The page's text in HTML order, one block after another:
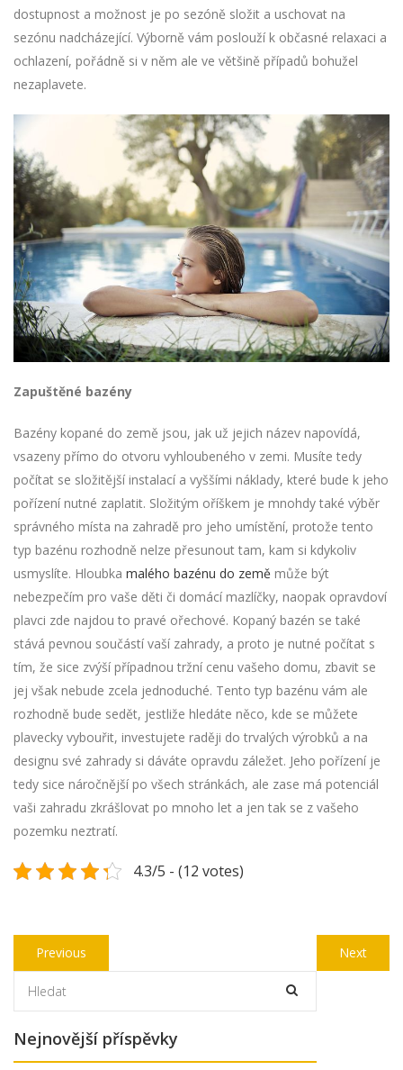
dostupnost a možnost je po sezóně složit a uschovat na
sezónu nadcházející. Výborně vám poslouží k občasné relaxaci a
ochlazení, pořádně si v něm ale ve většině případů bohužel
nezaplavete.
Zapuštěné bazény
Bazény kopané do země jsou, jak už jejich název napovídá,
vsazeny přímo do otvoru vyhloubeného v zemi. Musíte tedy
počítat se složitější instalací a vyššími náklady, které bude k jeho
pořízení nutné zaplatit. Složitým oříškem je mnohdy také výběr
správného místa na zahradě pro jeho umístění, protože tento
typ bazénu rozhodně nelze přesunout tam, kam si kdykoliv
usmyslíte. Hloubka malého bazénu do země může být
nebezpečím pro vaše děti či domácí mazlíčky, naopak opravdoví
plavci zde najdou to pravé ořechové. Kopaný bazén se také
stává pevnou součástí vaší zahrady, a proto je nutné počítat s
tím, že sice zvýší případnou tržní cenu vašeho domu, zbavit se
jej však nebude zcela jednoduché. Tento typ bazénu vám ale
rozhodně bude sedět, jestliže hledáte něco, kde se můžete
plavecky vybouřit, investujete raději do trvalých výrobků a na
designu své zahrady si dáváte opravdu záležet. Jeho pořízení je
tedy sice náročnější po všech stránkách, ale zase má potenciál
vaši zahradu zkrášlovat po mnoho let a jen tak se z vašeho
pozemku neztratí.
4.3/5 - (12 votes)
Navigace
pro
příspěvek
Previous
post:
NextNext
post:
Nejnovější příspěvky